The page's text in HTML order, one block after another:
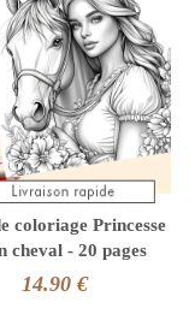
coloriage Princesse
cheval - 20 pages
14.90 €